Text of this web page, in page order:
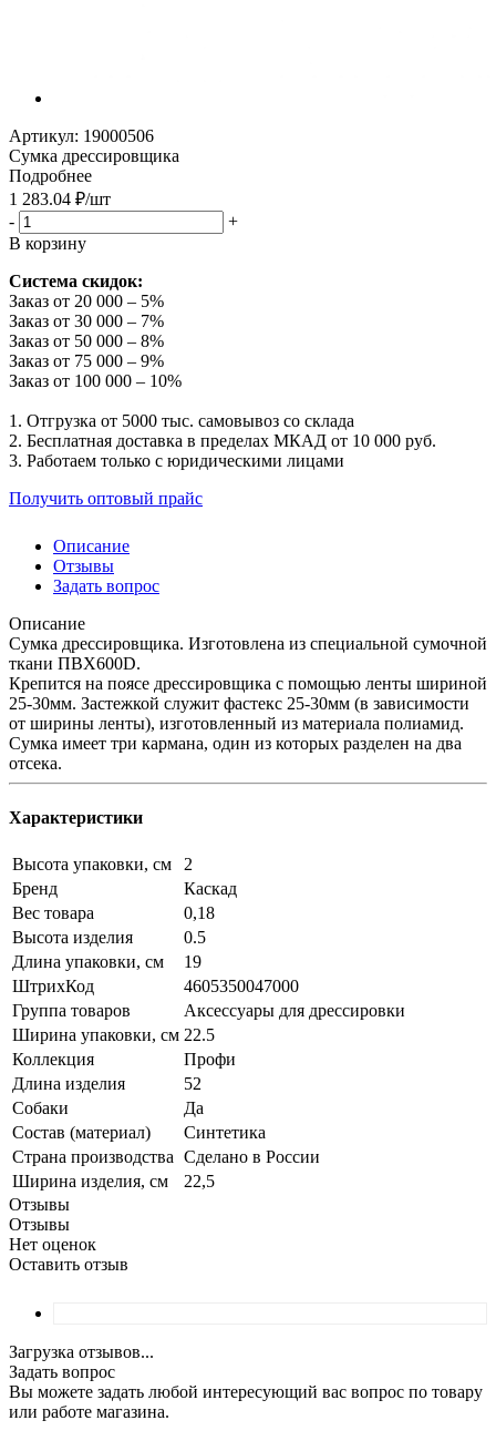
Артикул: 19000506
Сумка дрессировщика
Подробнее
1 283.04 ₽/шт
-
+
В корзину
Система скидок:
Заказ от 20 000 – 5%
Заказ от 30 000 – 7%
Заказ от 50 000 – 8%
Заказ от 75 000 – 9%
Заказ от 100 000 – 10%
1. Отгрузка от 5000 тыс. самовывоз со склада
2. Бесплатная доставка в пределах МКАД от 10 000 руб.
3. Работаем только с юридическими лицами
Получить оптовый прайс
Описание
Отзывы
Задать вопрос
Описание
Сумка дрессировщика. Изготовлена из специальной сумочной
ткани ПВХ600D.
Крепится на поясе дрессировщика с помощью ленты шириной
25-30мм. Застежкой служит фастекс 25-30мм (в зависимости
от ширины ленты), изготовленный из материала полиамид.
Сумка имеет три кармана, один из которых разделен на два
отсека.
Характеристики
Высота упаковки, см
2
Бренд
Каскад
Вес товара
0,18
Высота изделия
0.5
Длина упаковки, см
19
ШтрихКод
4605350047000
Группа товаров
Аксессуары для дрессировки
Ширина упаковки, см 22.5
Коллекция
Профи
Длина изделия
52
Собаки
Да
Состав (материал)
Синтетика
Страна производства Сделано в России
Ширина изделия, см
22,5
Отзывы
Отзывы
Нет оценок
Оставить отзыв
Загрузка отзывов...
Задать вопрос
Вы можете задать любой интересующий вас вопрос по товару
или работе магазина.